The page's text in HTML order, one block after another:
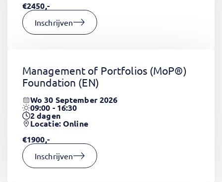
€2450,-
Inschrijven
Management of Portfolios (MoP®)
Foundation (EN)
Wo 30 September 2026
09:00 - 16:30
2dagen
Locatie: Online
€1900,-
Inschrijven